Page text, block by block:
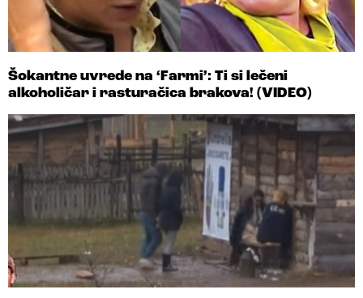
Šokantne uvrede na ‘Farmi’: Ti si lečeni
alkoholičar i rasturačica brakova! (VIDEO)